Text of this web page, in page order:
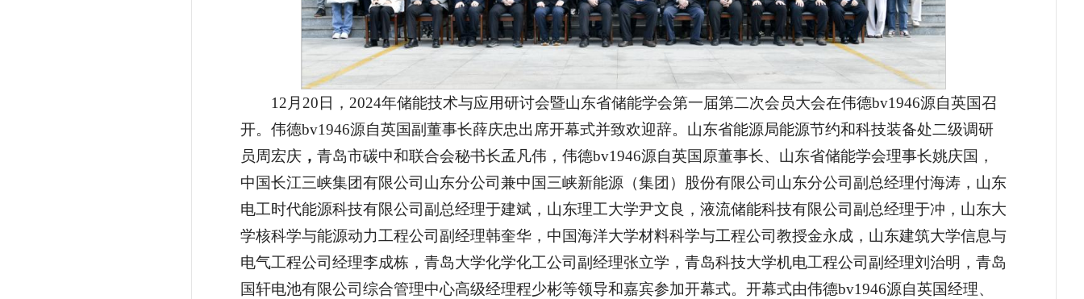
12月20日，2024年储能技术与应用研讨会暨山东省储能学会第一届第二次会员大会在伟德bv1946源自英国召
开。伟德bv1946源自英国副董事长薛庆忠出席开幕式并致欢迎辞。山东省能源局能源节约和科技装备处二级调研
员周宏庆 ，青岛市碳中和联合会秘书长孟凡伟，伟德bv1946源自英国原董事长、山东省储能学会理事长姚庆国，
中国长江三峡集团有限公司山东分公司兼中国三峡新能源（集团）股份有限公司山东分公司副总经理付海涛，山东
电工时代能源科技有限公司副总经理于建斌，山东理工大学尹文良，液流储能科技有限公司副总经理于冲，山东大
学核科学与能源动力工程公司副经理韩奎华，中国海洋大学材料科学与工程公司教授金永成，山东建筑大学信息与
电气工程公司经理李成栋，青岛大学化学化工公司副经理张立学，青岛科技大学机电工程公司副经理刘治明，青岛
国轩电池有限公司综合管理中心高级经理程少彬等领导和嘉宾参加开幕式。开幕式由伟德bv1946源自英国经理、